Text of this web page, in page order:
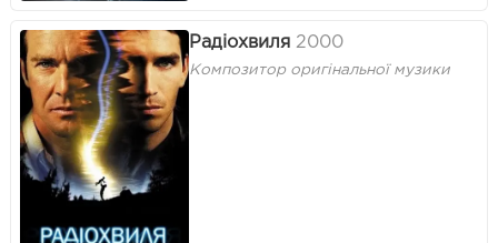
Радіохвиля 2000
Композитор оригінальної музики